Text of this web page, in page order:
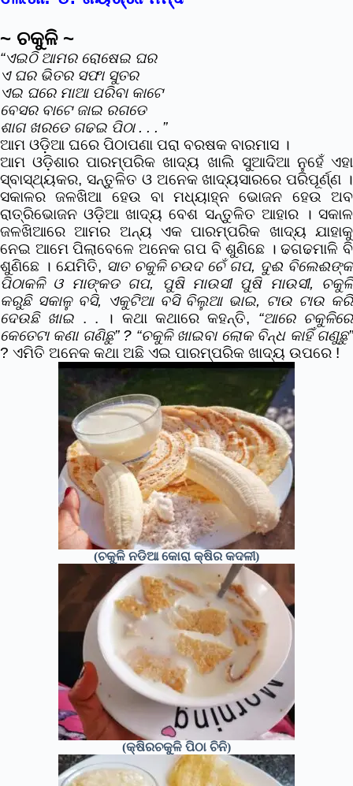
~ ଚକୁଳି ~
“ଏଇଠି ଆମର ରୋଷେଇ ଘର
ଏ ଘର ଭିତର ସଫା ସୁତର
ଏଇ ଘରେ ମାଆ ପରିବା କାଟେ
ବେସର ବାଟେ ଜାଇ ରଗଡେ
ଶାଗ ଖରଡେ ଗଢଇ ପିଠା . . . ”
ଆମ ଓଡ଼ିଆ ଘରେ ପିଠାପଣା ପରା ବରଷକ ବାରମାସ ।
ଆମ ଓଡ଼ିଶାର ପାରମ୍ପରିକ ଖାଦ୍ୟ ଖାଲି ସୁଆଦିଆ ନୁହେଁ ଏହା
ସ୍ବାସ୍ଥ୍ୟକର, ସନ୍ତୁଳିତ ଓ ଅନେକ ଖାଦ୍ୟସାରରେ ପରିପୂର୍ଣ୍ଣ ।
ସକାଳର ଜଳଖିଆ ହେଉ ବା ମଧ୍ୟାହ୍ନ ଭୋଜନ ହେଉ ଅବ
ରାତ୍ରିଭୋଜନ ଓଡ଼ିଆ ଖାଦ୍ୟ ବେଶ ସନ୍ତୁଳିତ ଆହାର । ସକାଳ
ଜଳଖିଆରେ ଆମର ଅନ୍ୟ ଏକ ପାରମ୍ପରିକ ଖାଦ୍ୟ ଯାହାକୁ
ନେଇ ଆମେ ପିଲାବେଳେ ଅନେକ ଗପ ବି ଶୁଣିଛେ । ଢଗଢମାଳି ବି
ଶୁଣିଛେ । ଯେମିତି, ସାତ ଚକୁଳି ଚଉଦ ଚେଁଗପ, ଦୁଈ ବିଲେଈଙ୍କ
ପିଠାକଳି ଓ ମାଙ୍କଡ ଗପ,
ପୁଷି ମାଉସୀ ପୁଷି ମାଉସୀ, ଚକୁଳି
କରୁଛି ସକାଳୁ ବସି,
ଏକୁଟିଆ ବସି ବିଲୁଆ ଭାଇ, ଟାଉ ଟାଉ କରି
ଦେଉଛି ଖାଇ . . । କଥା କଥାରେ କହନ୍ତି, “ଆରେ ଚକୁଳିରେ
କେତେଟା କଣା ଗଣିଛୁ” ? “ଚକୁଳି ଖାଇବା ଲୋକ ବିନ୍ଧ କାହିଁ ଗଣୁଛୁ”
? ଏମିତି ଅନେକ କଥା ଅଛି ଏଇ ପାରମ୍ପରିକ ଖାଦ୍ୟ ଉପରେ !
(ଚକୁଳି ନଡିଆ କୋରା କ୍ଷିର କଦଳୀ)
(କ୍ଷିରଚକୁଳି ପିଠା ଚିନି)